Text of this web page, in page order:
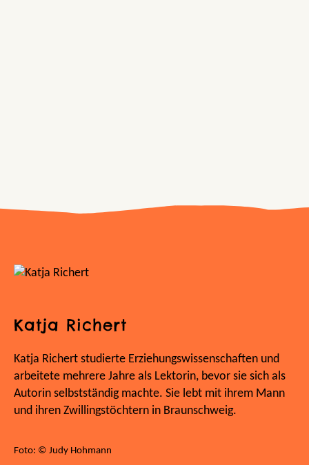
Katja Richert
Katja Richert studierte Erziehungswissenschaften und
arbeitete mehrere Jahre als Lektorin, bevor sie sich als
Autorin selbstständig machte. Sie lebt mit ihrem Mann
und ihren Zwillingstöchtern in Braunschweig.
Foto: © Judy Hohmann